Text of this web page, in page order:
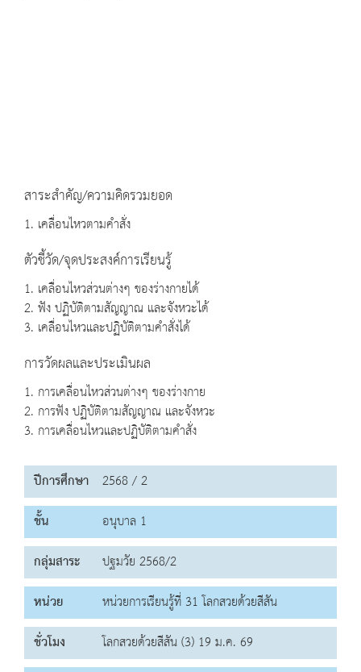
สาระสำคัญ/ความคิดรวมยอด
1. เคลื่อนไหวตามคำสั่ง
ตัวชี้วัด/จุดประสงค์การเรียนรู้
1. เคลื่อนไหวส่วนต่างๆ ของร่างกายได้
2. ฟัง ปฏิบัติตามสัญญาณ และจังหวะได้
3. เคลื่อนไหวและปฏิบัติตามคำสั่งได้
การวัดผลและประเมินผล
1. การเคลื่อนไหวส่วนต่างๆ ของร่างกาย
2. การฟัง ปฏิบัติตามสัญญาณ และจังหวะ
3. การเคลื่อนไหวและปฏิบัติตามคำสั่ง
ปีการศึกษา 2568 / 2
ชั้น
อนุบาล 1
กลุ่มสาระ
ปฐมวัย 2568/2
หน่วย
หน่วยการเรียนรู้ที่ 31 โลกสวยด้วยสีสัน
ชั่วโมง
โลกสวยด้วยสีสัน (3) 19 ม.ค. 69